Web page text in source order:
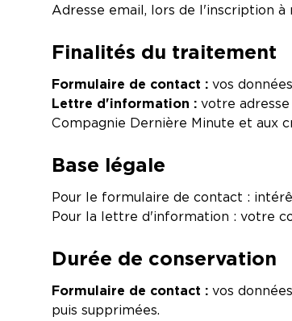
Adresse email, lors de l'inscription
Finalités du traitement
Formulaire de contact : vos
Lettre d'information : votre
Compagnie Dernière Minute et aux
Base légale
Pour le formulaire de contact :
Pour la lettre d'information : votre
Durée de conservation
Formulaire de contact : vos
puis supprimées.